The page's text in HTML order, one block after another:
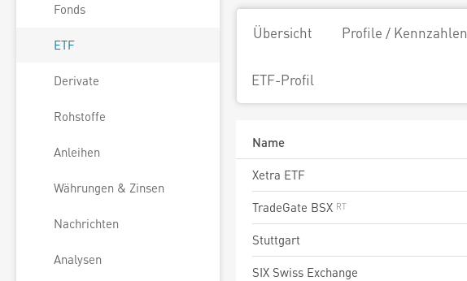
Fonds
ETF
Derivate
Rohstoffe
Anleihen
Währungen & Zinsen
Nachrichten
Analysen
Übersicht Profile / Kennzahlen
ETF-Profil
Name
Xetra ETF
TradeGate BSX
Stuttgart
SIX Swiss Exchange